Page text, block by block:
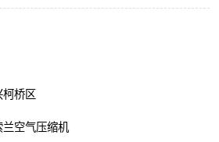
柯桥区
兰空气压缩机